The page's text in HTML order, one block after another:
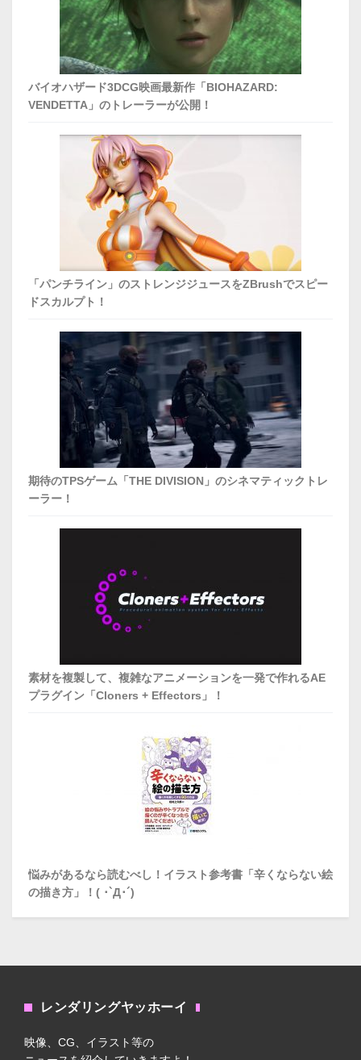
バイオハザード3DCG映画最新作「BIOHAZARD:
VENDETTA」のトレーラーが公開！
「パンチライン」のストレンジジュースをZBrushでスピー
ドスカルプト！
期待のTPSゲーム「THE DIVISION」のシネマティックトレ
ーラー！
素材を複製して、複雑なアニメーションを一発で作れるAE
プラグイン「Cloners + Effectors」！
悩みがあるなら読むべし！イラスト参考書「辛くならない絵
の描き方」！( ･`д･´)
レンダリングヤッホーイ
映像、CG、イラスト等の